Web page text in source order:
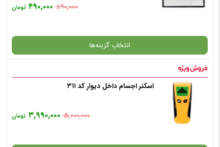
✧ چت با پشتیبان واتس آپ
۸۹۰,۰۰۰ ۴۹۰,۰۰۰ تومان
انتخاب گزینه‌ها
گارانتی اسکنر اجسام داخل دیوار کد ۳۱۱
۵,۰۰۰,۰۰۰ ۳,۹۹۰,۰۰۰ تومان